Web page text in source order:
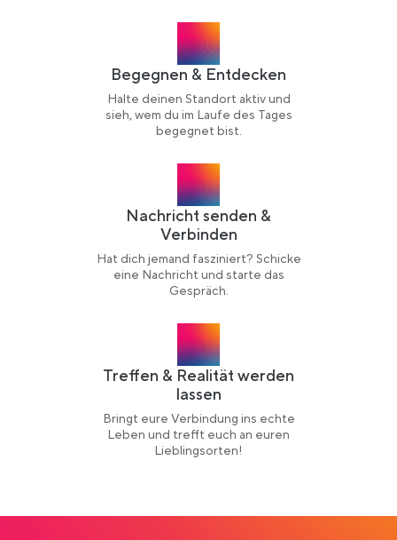
Begegnen & Entdecken
Halte deinen Standort aktiv und
sieh, wem du im Laufe des Tages
begegnet bist.
Nachricht senden &
Verbinden
Hat dich jemand fasziniert? Schicke
eine Nachricht und starte das
Gespräch.
Treffen & Realität werden
lassen
Bringt eure Verbindung ins echte
Leben und trefft euch an euren
Lieblingsorten!